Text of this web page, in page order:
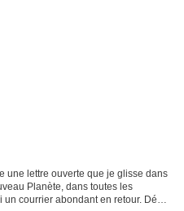
une lettre ouverte que je glisse dans
Planète, dans toutes les
courrier abondant en retour. Dés